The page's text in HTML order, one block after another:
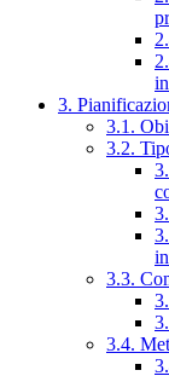
3.
3.1.
3.2.
3.3.
3.4.